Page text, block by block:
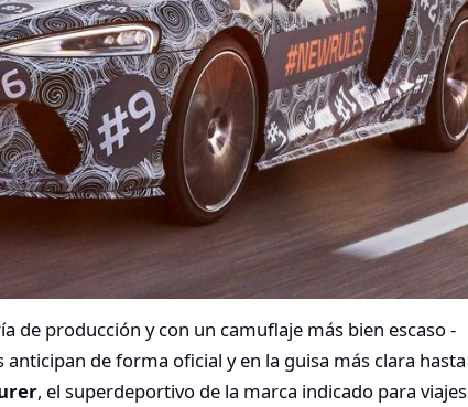
de producción y con un camuflaje más bien escaso -
de forma oficial y en la guisa más clara hasta
, el superdeportivo de la marca indicado para viajes